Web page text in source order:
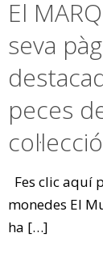
El
seva
peces
Fes clic aquí
monedes El
ha […]